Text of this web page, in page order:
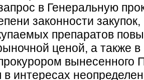
в Генеральную
законности
препаратов
ценой, а также
вынесенного
интересах